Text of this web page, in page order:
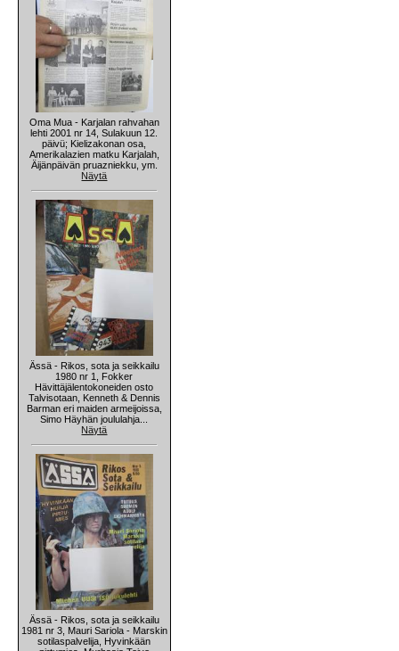
Oma Mua - Karjalan rahvahan
lehti 2001 nr 14, Sulakuun 12.
päivü; Kielizakonan osa,
Amerikalazien matku Karjalah,
Äijänpäivän pruazniekku, ym.
Näytä
Ässä - Rikos, sota ja seikkailu
1980 nr 1, Fokker
Hävittäjälentokoneiden osto
Talvisotaan, Kenneth & Dennis
Barman eri maiden armeijoissa,
Simo Häyhän joululahja...
Näytä
Ässä - Rikos, sota ja seikkailu
1981 nr 3, Mauri Sariola - Marskin
sotilaspalvelija, Hyvinkään